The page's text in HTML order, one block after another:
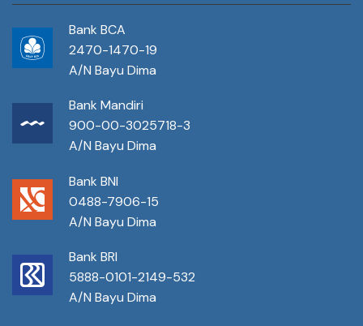
Bank BCA
2470-1470-19
A/N Bayu Dima
Bank Mandiri
900-00-3025718-3
A/N Bayu Dima
Bank BNI
0488-7906-15
A/N Bayu Dima
Bank BRI
5888-0101-2149-532
A/N Bayu Dima